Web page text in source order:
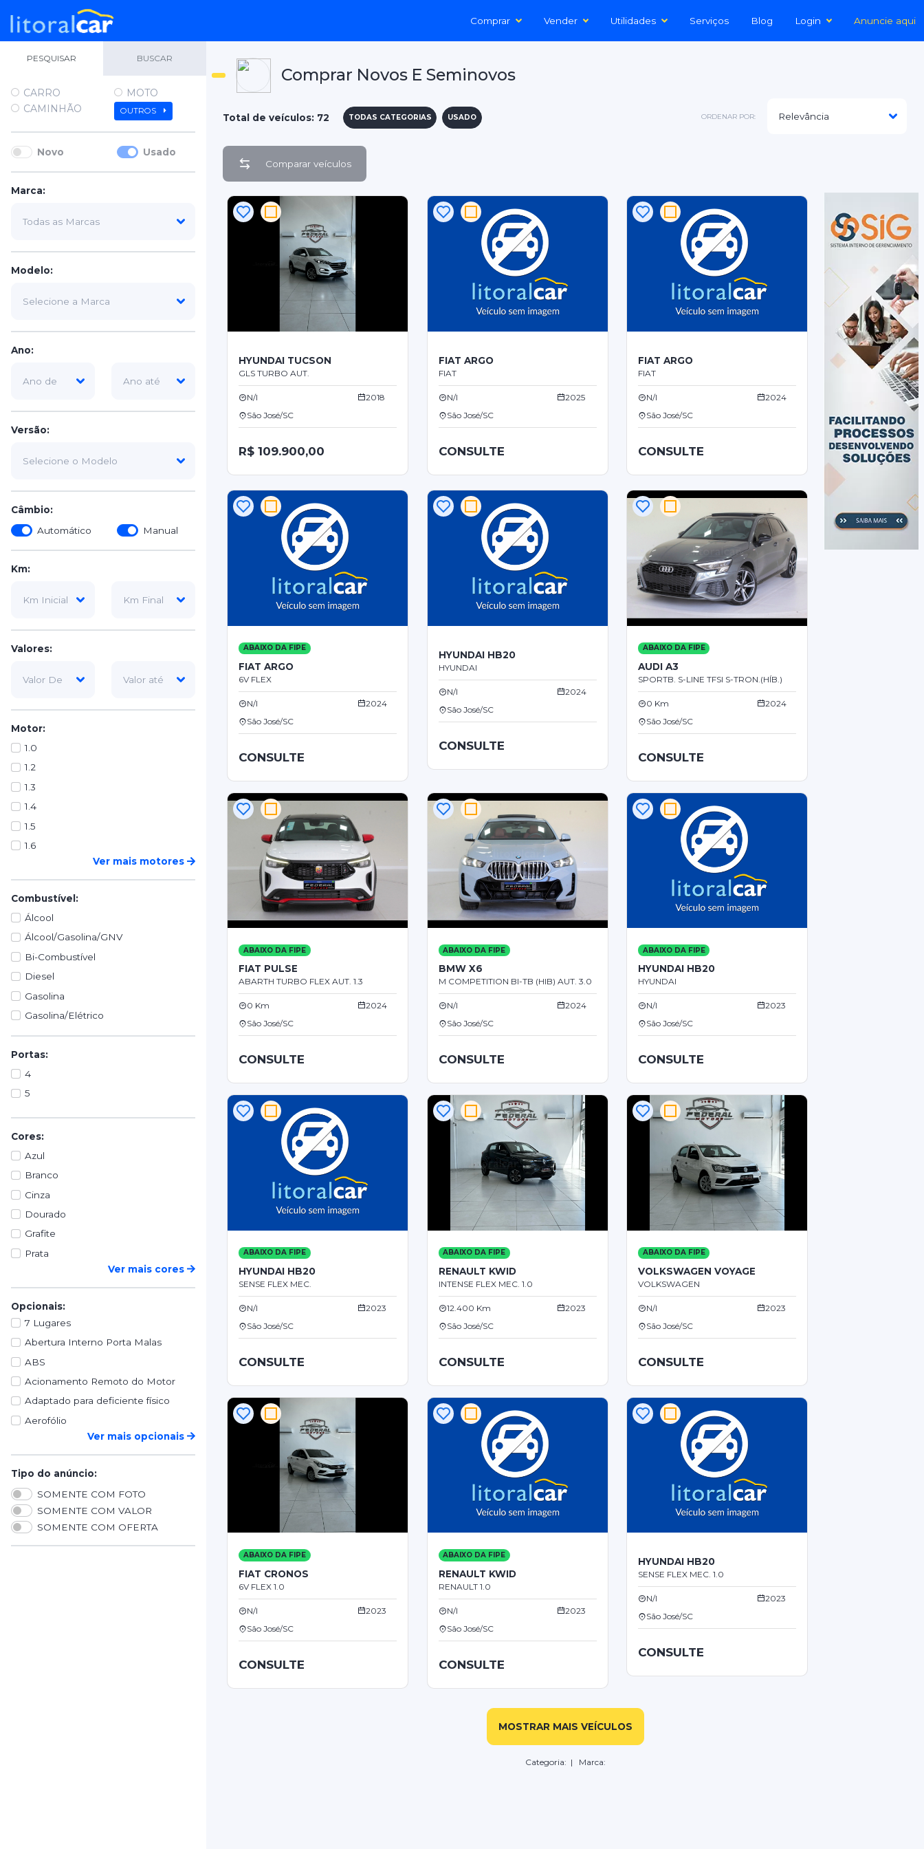
Comprar Vender Utilidades Serviços Blog Login Anuncie aqui
PESQUISAR BUSCAR
CARRO
MOTO
CAMINHÃO
OUTROS
Novo Usado
Marca:
Modelo:
Ano:
Versão:
Câmbio:
Automático
Manual
Km:
Valores:
Motor:
1.0
1.2
1.3
1.4
1.5
1.6
Ver mais motores
Combustível:
Álcool
Álcool/Gasolina/GNV
Bi-Combustível
Diesel
Gasolina
Gasolina/Elétrico
Portas:
4
5
Cores:
Azul
Branco
Cinza
Dourado
Grafite
Prata
Ver mais cores
Opcionais:
7 Lugares
Abertura Interno Porta Malas
ABS
Acionamento Remoto do Motor
Adaptado para deficiente físico
Aerofólio
Ver mais opcionais
Tipo do anúncio:
SOMENTE COM FOTO
SOMENTE COM VALOR
SOMENTE COM OFERTA
Comprar Novos E Seminovos
Total de veículos: 72 TODAS CATEGORIAS USADO ORDENAR POR:
Comparar veículos
HYUNDAI TUCSON
GLS TURBO AUT.
N/I
2018
São José/SC
R$ 109.900,00
FIAT ARGO
FIAT
N/I
2025
São José/SC
CONSULTE
FIAT ARGO
FIAT
N/I
2024
São José/SC
CONSULTE
ABAIXO DA FIPE
FIAT ARGO
6V FLEX
N/I
2024
São José/SC
CONSULTE
HYUNDAI HB20
HYUNDAI
N/I
2024
São José/SC
CONSULTE
ABAIXO DA FIPE
AUDI A3
SPORTB. S-LINE TFSI S-TRON.(HÍB.)
0 Km
2024
São José/SC
CONSULTE
ABAIXO DA FIPE
FIAT PULSE
ABARTH TURBO FLEX AUT. 1.3
0 Km
2024
São José/SC
CONSULTE
ABAIXO DA FIPE
BMW X6
M COMPETITION BI-TB (HIB) AUT. 3.0
N/I
2024
São José/SC
CONSULTE
ABAIXO DA FIPE
HYUNDAI HB20
HYUNDAI
N/I
2023
São José/SC
CONSULTE
ABAIXO DA FIPE
HYUNDAI HB20
SENSE FLEX MEC.
N/I
2023
São José/SC
CONSULTE
ABAIXO DA FIPE
RENAULT KWID
INTENSE FLEX MEC. 1.0
12.400 Km
2023
São José/SC
CONSULTE
ABAIXO DA FIPE
VOLKSWAGEN VOYAGE
VOLKSWAGEN
N/I
2023
São José/SC
CONSULTE
ABAIXO DA FIPE
FIAT CRONOS
6V FLEX 1.0
N/I
2023
São José/SC
CONSULTE
ABAIXO DA FIPE
RENAULT KWID
RENAULT 1.0
N/I
2023
São José/SC
CONSULTE
HYUNDAI HB20
SENSE FLEX MEC. 1.0
N/I
2023
São José/SC
CONSULTE
MOSTRAR MAIS VEÍCULOS
Categoria: | Marca: